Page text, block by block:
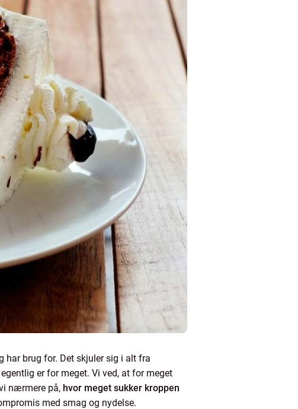
har brug for. Det skjuler sig i alt fra
er for meget. Vi ved, at for meget
nærmere på, hvor meget sukker kroppen
med smag og nydelse.